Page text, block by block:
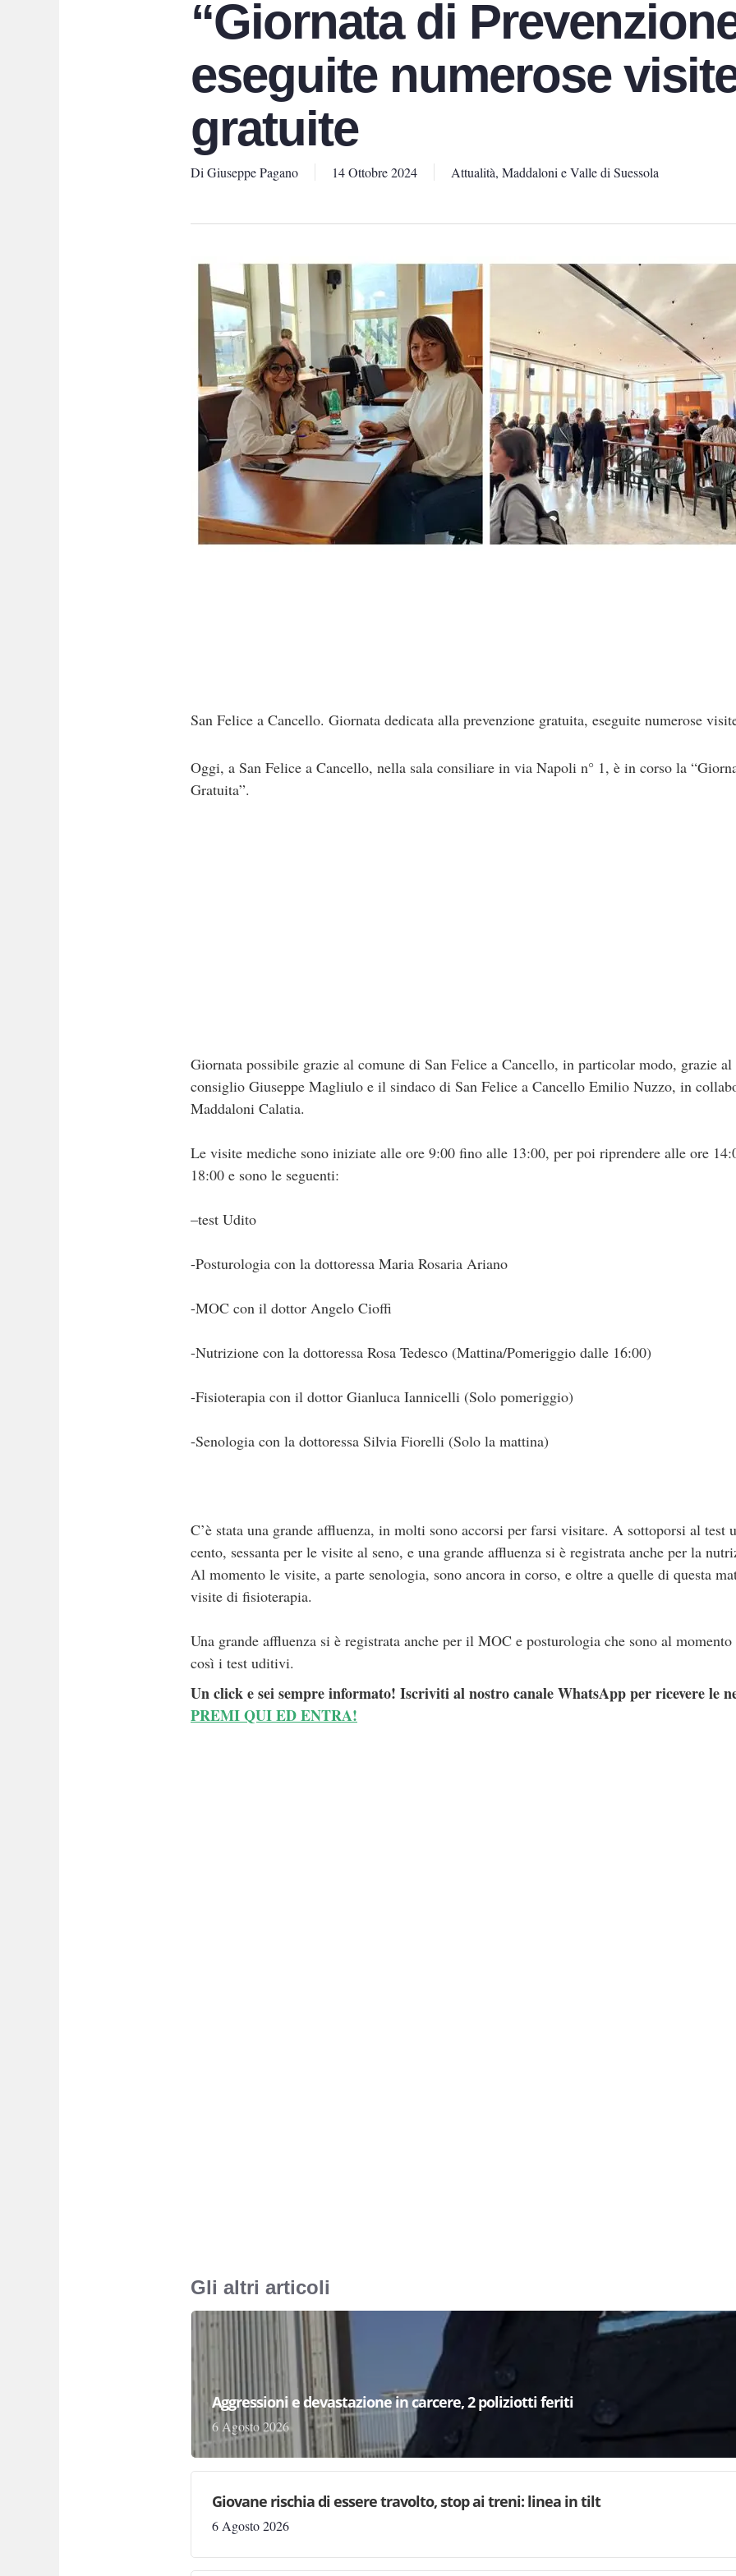
“Giornata di
eseguite numerose
gratuite
Di Giuseppe Pagano 14 Ottobre 2024 Attualità, Maddaloni e Valle di Suessola
San Felice a Cancello. Giornata dedicata alla prevenzione gratuita, eseguite numerose
Oggi, a San Felice a Cancello, nella sala consiliare in via Napoli n° 1, è in corso la
Gratuita”.
Giornata possibile grazie al comune di San Felice a Cancello, in particolar modo, grazie al
consiglio Giuseppe Magliulo e il sindaco di San Felice a Cancello Emilio Nuzzo, in
Maddaloni Calatia.
Le visite mediche sono iniziate alle ore 9:00 fino alle 13:00, per poi riprendere alle ore
18:00 e sono le seguenti:
–test Udito
-Posturologia con la dottoressa Maria Rosaria Ariano
-MOC con il dottor Angelo Cioffi
-Nutrizione con la dottoressa Rosa Tedesco (Mattina/Pomeriggio dalle 16:00)
-Fisioterapia con il dottor Gianluca Iannicelli (Solo pomeriggio)
-Senologia con la dottoressa Silvia Fiorelli (Solo la mattina)
C’è stata una grande affluenza, in molti sono accorsi per farsi visitare. A sottoporsi al test
cento, sessanta per le visite al seno, e una grande affluenza si è registrata anche per la
Al momento le visite, a parte senologia, sono ancora in corso, e oltre a quelle di questa
visite di fisioterapia.
Una grande affluenza si è registrata anche per il MOC e posturologia che sono al
così i test uditivi.
Un click e sei sempre informato! Iscriviti al nostro canale WhatsApp per ricevere le
PREMI QUI ED ENTRA!
Gli altri articoli
Aggressioni e devastazione in carcere, 2 poliziotti feriti
6 Agosto 2026
Giovane rischia di essere travolto, stop ai treni: linea in tilt
6 Agosto 2026